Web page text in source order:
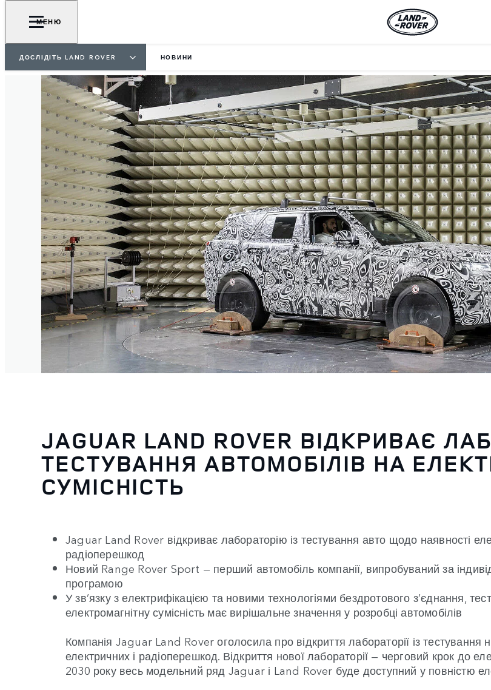
МЕНЮ
ДОСЛІДІТЬ LAND ROVER НОВИНИ
JAGUAR LAND ROVER ВІДКРИВАЄ
ТЕСТУВАННЯ АВТОМОБІЛІВ НА
СУМІСНІСТЬ
Jaguar Land Rover відкриває лабораторію із тестування авто щодо наявності
радіоперешкод
Новий Range Rover Sport — перший автомобіль компанії, випробуваний за
програмою
У зв’язку з електрифікацією та новими технологіями бездротового з’єднання,
електромагнітну сумісність має вирішальне значення у розробці автомобілів
Компанія Jaguar Land Rover оголосила про відкриття лабораторії із тестування
електричних і радіоперешкод. Відкриття нової лабораторії — черговий крок до
2030 року весь модельний ряд Jaguar і Land Rover буде доступний у повністю